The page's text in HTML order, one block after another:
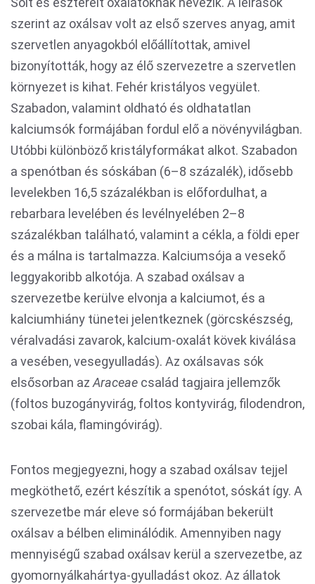
szerint az oxálsav volt az első szerves anyag, amit
szervetlen anyagokból előállítottak, amivel
bizonyították, hogy az élő szervezetre a szervetlen
környezet is kihat. Fehér kristályos vegyület.
Szabadon, valamint oldható és oldhatatlan
kalciumsók formájában fordul elő a növényvilágban.
Utóbbi különböző kristályformákat alkot. Szabadon
a spenótban és sóskában (6–8 százalék), idősebb
levelekben 16,5 százalékban is előfordulhat, a
rebarbara levelében és levélnyelében 2–8
százalékban található, valamint a cékla, a földi eper
és a málna is tartalmazza. Kalciumsója a vesekő
leggyakoribb alkotója. A szabad oxálsav a
szervezetbe kerülve elvonja a kalciumot, és a
kalciumhiány tünetei jelentkeznek (görcskészség,
véralvadási zavarok, kalcium-oxalát kövek kiválása
a vesében, vesegyulladás). Az oxálsavas sók
elsősorban az Araceae család tagjaira jellemzők
(foltos buzogányvirág, foltos kontyvirág, filodendron,
szobai kála, flamingóvirág).
Fontos megjegyezni, hogy a szabad oxálsav tejjel
megköthető, ezért készítik a spenótot, sóskát így. A
szervezetbe már eleve só formájában bekerült
oxálsav a bélben eliminálódik. Amennyiben nagy
mennyiségű szabad oxálsav kerül a szervezetbe, az
gyomornyálkahártya-gyulladást okoz. Az állatok